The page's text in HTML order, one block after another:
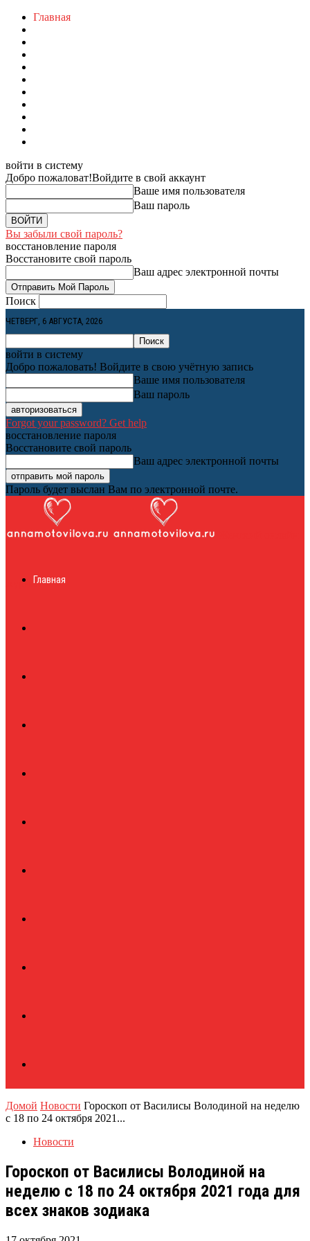
Главная
войти в систему
Добро пожаловат!Войдите в свой аккаунт
Ваше имя пользователя
Ваш пароль
Вы забыли свой пароль?
восстановление пароля
Восстановите свой пароль
Ваш адрес электронной почты
Поиск
ЧЕТВЕРГ, 6 АВГУСТА, 2026
войти в систему
Добро пожаловать! Войдите в свою учётную запись
Ваше имя пользователя
Ваш пароль
Forgot your password? Get help
восстановление пароля
Восстановите свой пароль
Ваш адрес электронной почты
Пароль будет выслан Вам по электронной почте.
журналГлавная
Домой Новости Гороскоп от Василисы Володиной на неделю
с 18 по 24 октября 2021...
Новости
Гороскоп от Василисы Володиной на
неделю с 18 по 24 октября 2021 года для
всех знаков зодиака